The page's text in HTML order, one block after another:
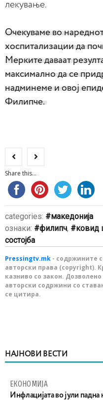
лекување.
Очекуваме во
хоспитализации да
Мерките даваат
максимално да се
надминеме и овој
Филипче.
Share this...
categories:
македонија
ознаки:
филипч, ковид
состојба
Pressingtv.mk - содржините
авторски права (copyright).
казниво со закон.
авторски содржини со
се цитира.
НАЈНОВИ ВЕСТИ
ЕКОНОМИЈА
Инфлацијата во јули падна